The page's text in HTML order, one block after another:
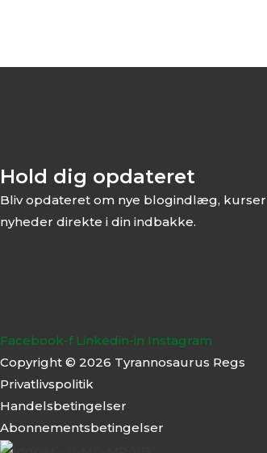
Hold dig opdateret
Bliv opdateret om nye blogindlæg,
nyheder direkte i din indbakke.
Facebook-f Linkedin-in Instagram
Copyright © 2026 Tyrannosaurus Regs
Privatlivspolitik
Handelsbetingelser
Abonnementsbetingelser